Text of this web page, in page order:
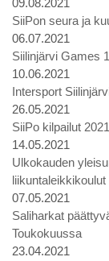
09.08.2021
SiiPon seura ja
06.07.2021
Siilinjärvi Games
10.06.2021
Intersport
26.05.2021
SiiPo kilpailut
14.05.2021
Ulkokauden
liikuntaleikkikoulut
07.05.2021
Saliharkat
Toukokuussa
23.04.2021